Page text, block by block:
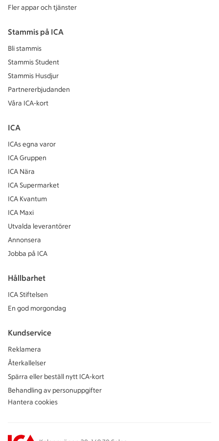
Fler appar och tjänster
Stammis på ICA
Bli stammis
Stammis Student
Stammis Husdjur
Partnererbjudanden
Våra ICA-kort
ICA
ICAs egna varor
ICA Gruppen
ICA Nära
ICA Supermarket
ICA Kvantum
ICA Maxi
Utvalda leverantörer
Annonsera
Jobba på ICA
Hållbarhet
ICA Stiftelsen
En god morgondag
Kundservice
Reklamera
Återkallelser
Spärra eller beställ nytt ICA-kort
Behandling av personuppgifter
Hantera cookies